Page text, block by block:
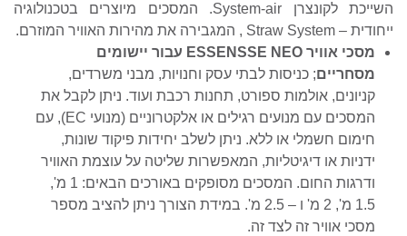
השייכת לקונצרן System-air. המסכים מיוצרים בטכנולוגיה
ייחודית – Straw System , המגבירה את מהירות האוויר המוזרם.
מסכי אוויר ESSENSSE NEO עבור יישומים
מסחריים; כניסות לבתי עסק וחנויות, מבני משרדים,
קניונים, אולמות ספורט, תחנות רכבת ועוד. ניתן לקבל את
המסכים עם מנועים רגילים או אלקטרוניים (מנועי EC), עם
חימום חשמלי או ללא. ניתן לשלב יחידות פיקוד שונות,
ידניות או דיגיטליות, המאפשרות שליטה על עוצמת האוויר
ודרגות החום. המסכים מסופקים באורכים הבאים: 1 מ',
1.5 מ', 2 מ' ו – 2.5 מ'. במידת הצורך ניתן להציב מספר
מסכי אוויר זה לצד זה.